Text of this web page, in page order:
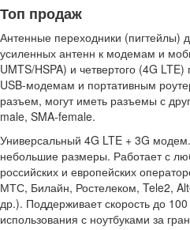
Топ продаж
Антенные переходники (пигтейлы)
усиленных антенн к модемам и
UMTS/HSPA) и четвертого (4G
USB-модемам и портативным
разъем, могут иметь разъемы с
male, SMA-female.
Универсальный 4G LTE + 3G
небольшие размеры. Работает с
российских и европейских
МТС, Билайн, Ростелеком, Tele2,
др.). Поддерживает скорость до
использования с ноутбуками за